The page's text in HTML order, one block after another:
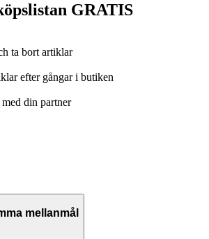
GRATIS
ta bort artiklar
efter gångar i butiken
din partner
mellanmål